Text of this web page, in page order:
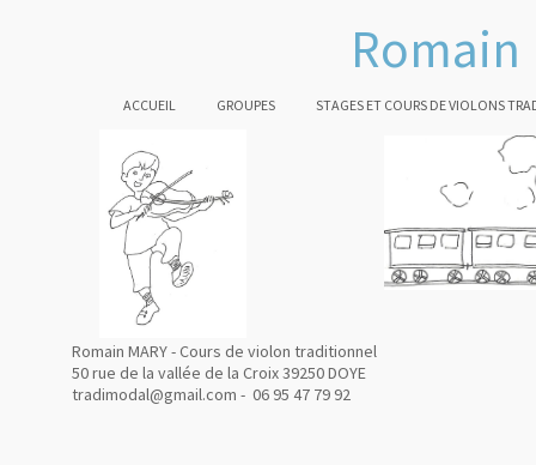
ACCUEIL GROUPES STAGES ET COURS DE VIOLONS
Romain MARY - Cours de violon traditionnel
50 rue de la vallée de la Croix 39250 DOYE
tradimodal@gmail.com - 06 95 47 79 92